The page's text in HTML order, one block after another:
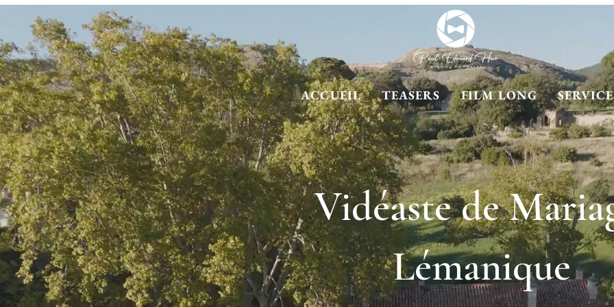
ACCUEIL TEASERS FILM LONG
Vidéaste de
Lémanique